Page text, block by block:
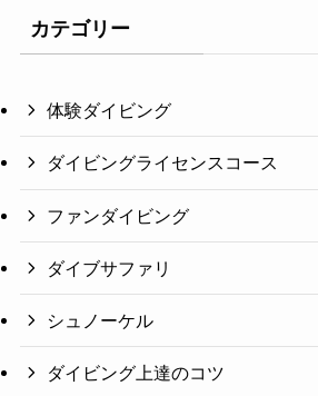
カテゴリー
体験ダイビング
ダイビングライセンスコース
ファンダイビング
ダイブサファリ
シュノーケル
ダイビング上達のコツ